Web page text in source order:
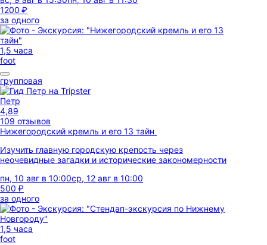
1200 ₽
за одного
1,5 часа
foot
групповая
Петр
4,89
109 отзывов
Нижегородский кремль и его 13 тайн
Изучить главную городскую крепость через
неочевидные загадки и исторические закономерности
пн, 10 авг в 10:00ср, 12 авг в 10:00
500 ₽
за одного
1,5 часа
foot